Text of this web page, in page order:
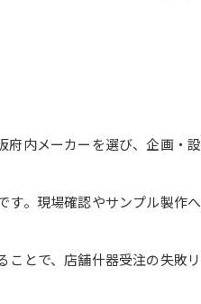
府内メーカーを選び、企画・設
す。現場確認やサンプル製作へ
ことで、店舗什器受注の失敗リ